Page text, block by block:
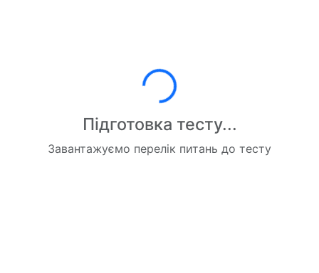
Завантаження...
Підготовка тесту...
Завантажуємо перелік питань до тесту